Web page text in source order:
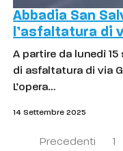
Abbadia San
l’asfaltatura di
A partire da lunedì
di asfaltatura di via
L’opera…
14 Settembre 2025
Precedenti 1